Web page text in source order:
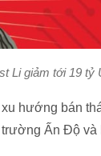
Li giảm tới 19 tỷ
hướng bán
Ấn Độ và